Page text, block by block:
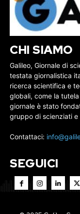
CHI SIAMO
Galileo, Giornale di
testata giornalistica
ricerca scientifica e
globali, come la
giornale è stato
gruppo di scienziati
Contattaci:
SEGUICI